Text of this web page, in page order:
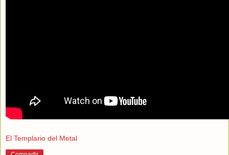
El Templario del Metal